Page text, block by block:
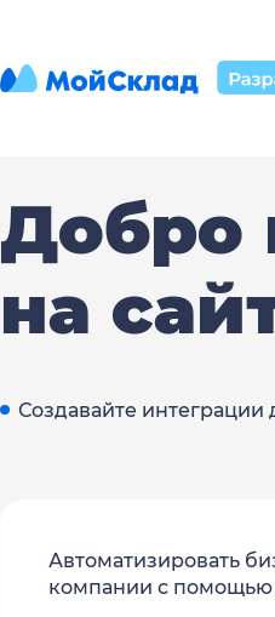
Добро
на
Создавайте интеграции
Автоматизировать
компании с помощью